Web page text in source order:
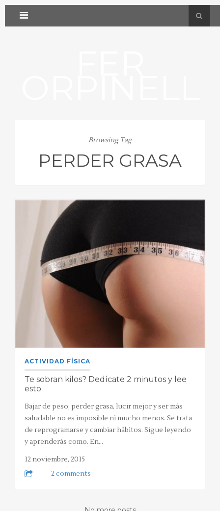
Browsing Tag
PERDER GRASA
ACTIVIDAD FÍSICA
Te sobran kilos? Dedícate 2 minutos y lee
esto
Bajar de peso, perder grasa, lucir mejor y ser más
saludable no es imposible ni mucho menos. Se trata
de reprogramarse y cambiar hábitos. Sigue leyendo
y aprenderás como. En…
12 noviembre, 2015
2 comments